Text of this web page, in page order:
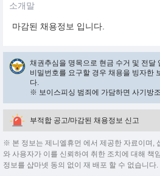
소개말
마감된 채용정보 입니다.
채권추심을 명목으로 현금 수거 및 전달
비밀번호를 요구할 경우 채용을 빙자한
다.
※ 보이스피싱 범죄에 가담하면 사기방
부적합 공고/마감된 채용정보 신고
※ 본 정보는 제니엘휴먼 에서 제공한 자료이며,
와 사용자가 이를 신뢰하여 취한 조치에 대해 책
정보를 샵마넷 동의 없이 재 배포 할 수 없습니다.